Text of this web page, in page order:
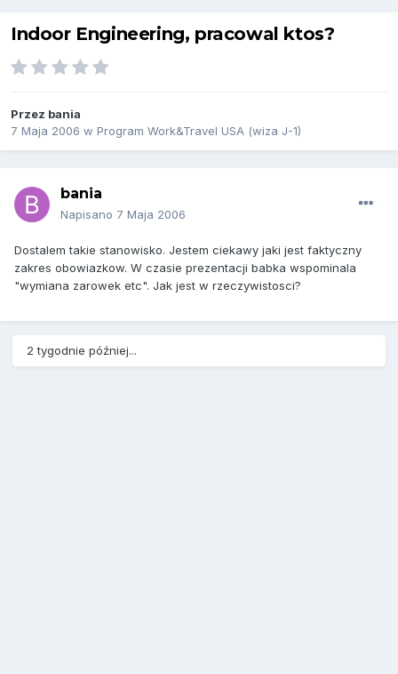
Indoor Engineering, pracowal ktos?
Przez bania
7 Maja 2006 w Program Work&Travel USA (wiza J-1)
bania
Napisano 7 Maja 2006
Dostalem takie stanowisko. Jestem ciekawy jaki jest faktyczny
zakres obowiazkow. W czasie prezentacji babka wspominala
"wymiana zarowek etc". Jak jest w rzeczywistosci?
2 tygodnie później...